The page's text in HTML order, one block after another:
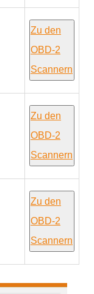
Zu den
OBD-2
Scannern
Zu den
OBD-2
Scannern
Zu den
OBD-2
Scannern